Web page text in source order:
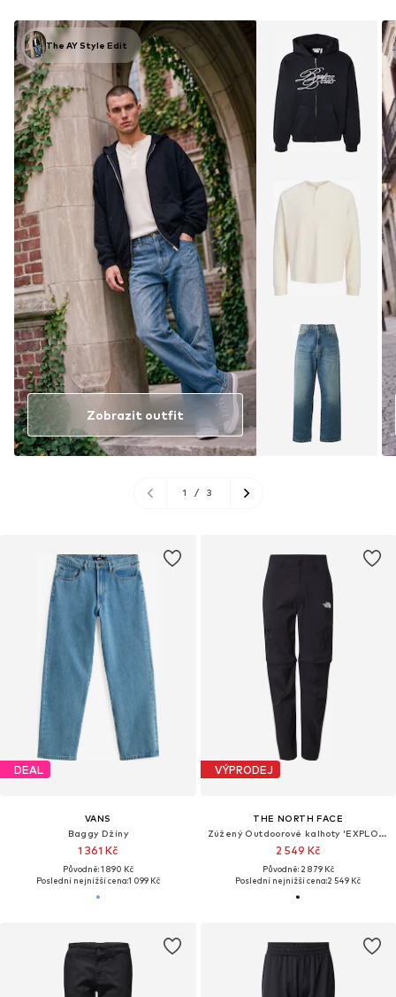
The AY Style Edit
Zobrazit outfit
1 / 3
DEAL
VANS
Baggy Džíny
1 361 Kč
Původně: 1 890 Kč
Poslední nejnižší cena:1 099 Kč
VÝPRODEJ
THE NORTH FACE
Zúžený Outdoorové kalhoty 'EXPLORATION'
2 549 Kč
Původně: 2 879 Kč
Poslední nejnižší cena:2 549 Kč